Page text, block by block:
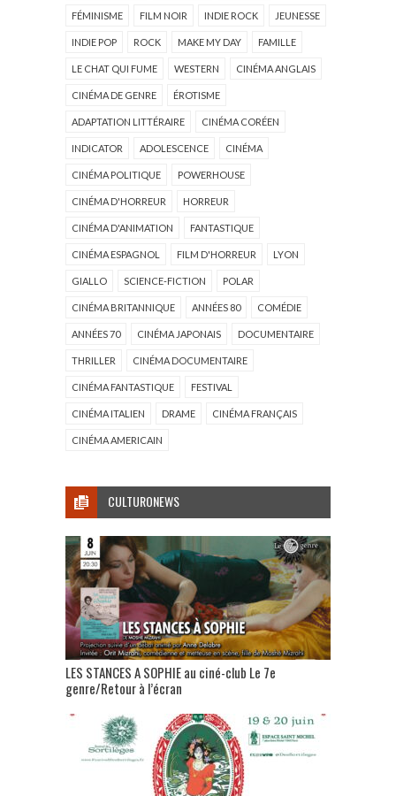
FÉMINISME FILM NOIR INDIE ROCK JEUNESSE
INDIE POP ROCK MAKE MY DAY FAMILLE
LE CHAT QUI FUME WESTERN CINÉMA ANGLAIS
CINÉMA DE GENRE ÉROTISME
ADAPTATION LITTÉRAIRE CINÉMA CORÉEN
INDICATOR ADOLESCENCE CINÉMA
CINÉMA POLITIQUE POWERHOUSE
CINÉMA D'HORREUR HORREUR
CINÉMA D'ANIMATION FANTASTIQUE
CINÉMA ESPAGNOL FILM D'HORREUR LYON
GIALLO SCIENCE-FICTION POLAR
CINÉMA BRITANNIQUE ANNÉES 80 COMÉDIE
ANNÉES 70 CINÉMA JAPONAIS DOCUMENTAIRE
THRILLER CINÉMA DOCUMENTAIRE
CINÉMA FANTASTIQUE FESTIVAL
CINÉMA ITALIEN DRAME CINÉMA FRANÇAIS
CINÉMA AMERICAIN
CULTURONEWS
LES STANCES A SOPHIE au ciné-club Le 7e
genre/Retour à l’écran